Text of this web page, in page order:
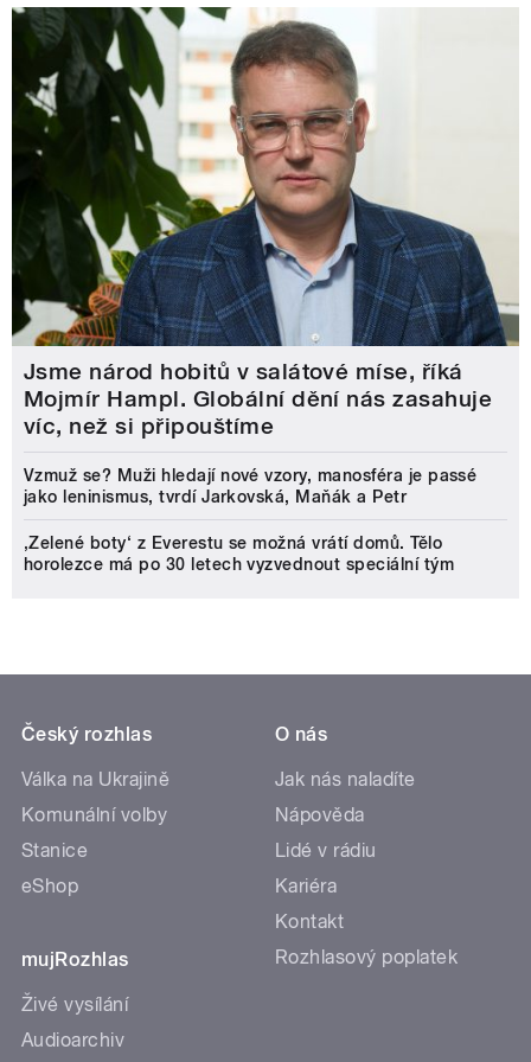
Jsme národ hobitů v salátové míse, říká
Mojmír Hampl. Globální dění nás zasahuje
víc, než si připouštíme
Vzmuž se? Muži hledají nové vzory, manosféra je passé
jako leninismus, tvrdí Jarkovská, Maňák a Petr
‚Zelené boty‘ z Everestu se možná vrátí domů. Tělo
horolezce má po 30 letech vyzvednout speciální tým
Český rozhlas
Válka na Ukrajině
Komunální volby
Stanice
eShop
mujRozhlas
Živé vysílání
Audioarchiv
O nás
Jak nás naladíte
Nápověda
Lidé v rádiu
Kariéra
Kontakt
Rozhlasový poplatek